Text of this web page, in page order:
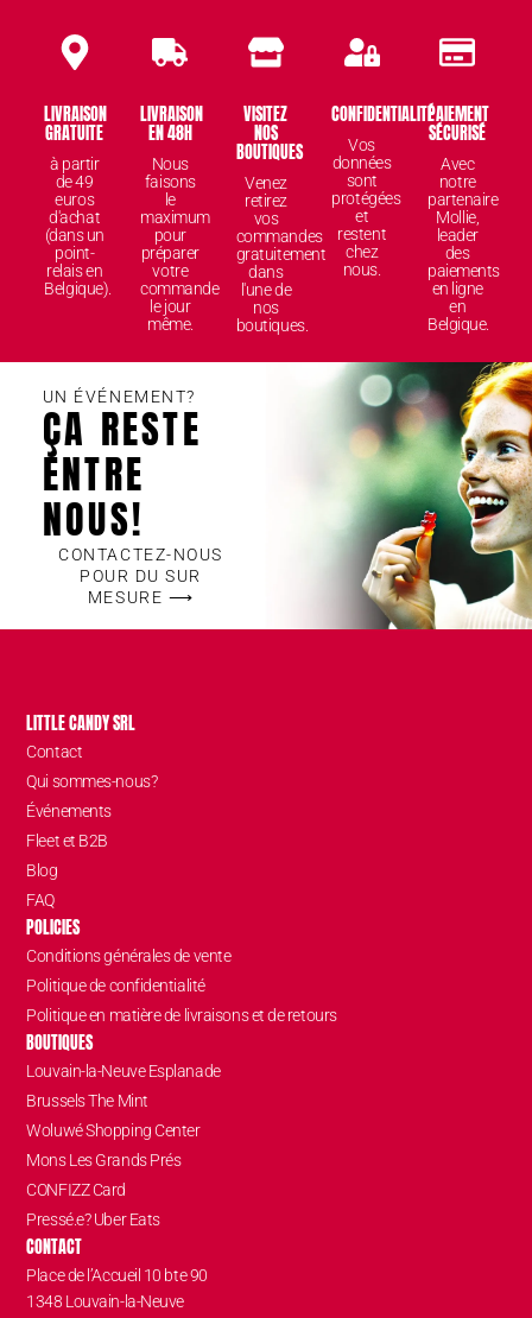
LIVRAISON
GRATUITE
à partir
de 49
euros
d'achat
(dans un
point-
relais en
Belgique).
LIVRAISON
EN 48H
Nous
faisons
le
maximum
pour
préparer
votre
commande
le jour
même.
VISITEZ
NOS
BOUTIQUES
Venez
retirez
vos
commandes
gratuitement
dans
l'une de
nos
boutiques.
CONFIDENTIALITÉ
Vos
données
sont
protégées
et
restent
chez
nous.
PAIEMENT
SÉCURISÉ
Avec
notre
partenaire
Mollie,
leader
des
paiements
en ligne
en
Belgique.
UN ÉVÉNEMENT?
ÇA RESTE
ENTRE
NOUS!
CONTACTEZ-NOUS
POUR DU SUR
MESURE ⟶
LITTLE CANDY SRL
Contact
Qui sommes-nous?
Événements
Fleet et B2B
Blog
FAQ
POLICIES
Conditions générales de vente
Politique de confidentialité
Politique en matière de livraisons et de retours
BOUTIQUES
Louvain-la-Neuve Esplanade
Brussels The Mint
Woluwé Shopping Center
Mons Les Grands Prés
CONFIZZ Card
Pressé.e? Uber Eats
CONTACT
Place de l’Accueil 10 bte 90
1348 Louvain-la-Neuve